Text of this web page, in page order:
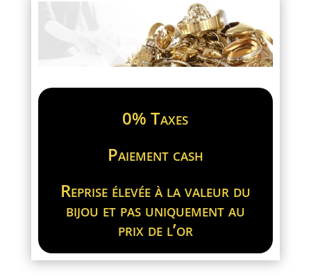
0% Taxes
Paiement cash
Reprise élevée à la valeur du
bijou et pas uniquement au
prix de l’or